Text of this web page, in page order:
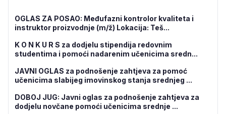
OGLAS ZA POSAO: Međufazni kontrolor kvaliteta i
instruktor proizvodnje (m/ž) Lokacija: Teš...
K O N K U R S za dodjelu stipendija redovnim
studentima i pomoći nadarenim učenicima sredn...
JAVNI OGLAS za podnošenje zahtjeva za pomoć
učenicima slabijeg imovinskog stanja srednjeg ...
DOBOJ JUG: Javni oglas za podnošenje zahtjeva za
dodjelu novčane pomoći učenicima srednje ...